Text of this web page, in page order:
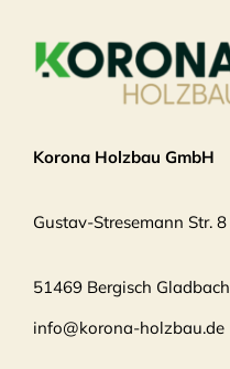
Korona Holzbau GmbH
Gustav-Stresemann Str. 8
51469 Bergisch Gladbach
info@korona-holzbau.de